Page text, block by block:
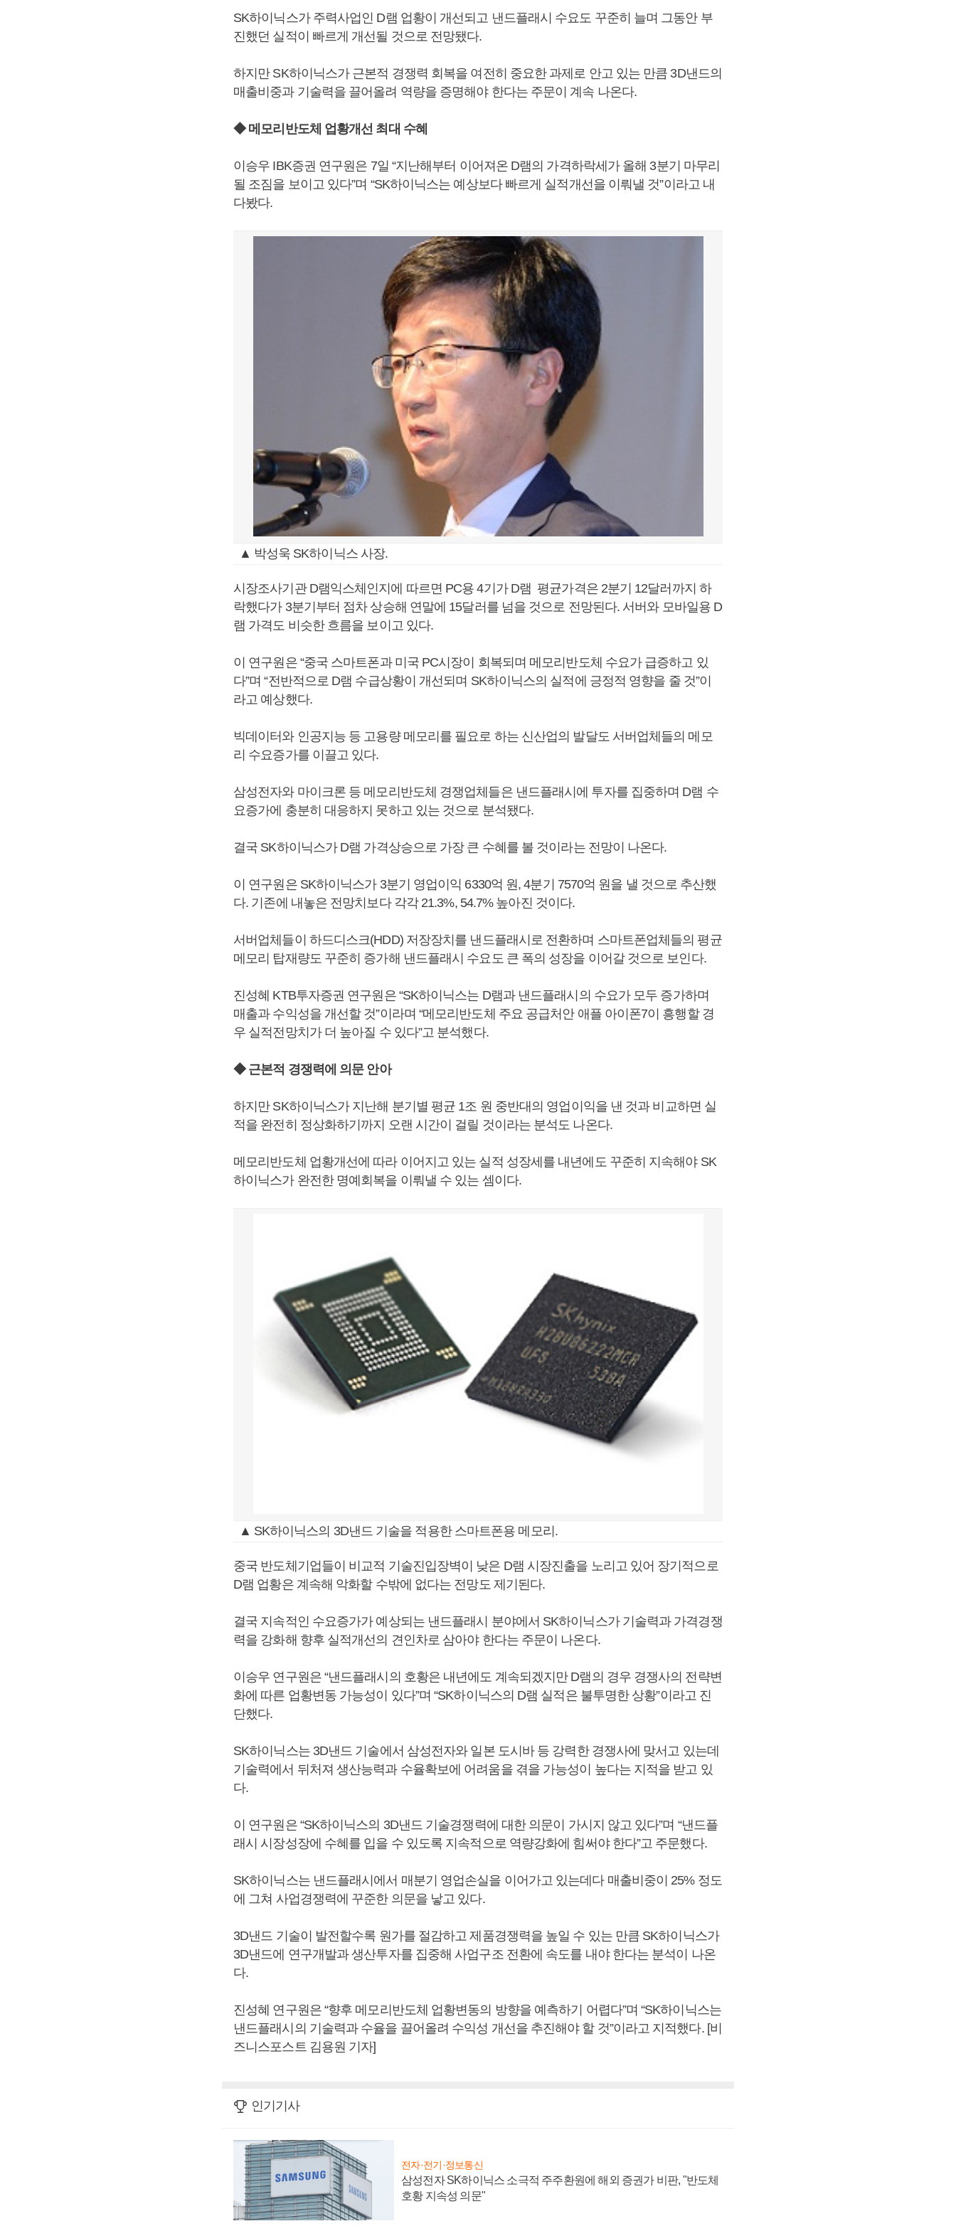
SK하이닉스가 주력사업인 D램 업황이 개선되고 낸드플래시 수요도 꾸준히 늘며 그동안 부
진했던 실적이 빠르게 개선될 것으로 전망됐다.
하지만 SK하이닉스가 근본적 경쟁력 회복을 여전히 중요한 과제로 안고 있는 만큼 3D낸드의
매출비중과 기술력을 끌어올려 역량을 증명해야 한다는 주문이 계속 나온다.
◆ 메모리반도체 업황개선 최대 수혜
이승우 IBK증권 연구원은 7일 “지난해부터 이어져온 D램의 가격하락세가 올해 3분기 마무리
될 조짐을 보이고 있다”며 “SK하이닉스는 예상보다 빠르게 실적개선을 이뤄낼 것”이라고 내
다봤다.
▲ 박성욱 SK하이닉스 사장.
시장조사기관 D램익스체인지에 따르면 PC용 4기가 D램 평균가격은 2분기 12달러까지 하
락했다가 3분기부터 점차 상승해 연말에 15달러를 넘을 것으로 전망된다. 서버와 모바일용 D
램 가격도 비슷한 흐름을 보이고 있다.
이 연구원은 “중국 스마트폰과 미국 PC시장이 회복되며 메모리반도체 수요가 급증하고 있
다”며 “전반적으로 D램 수급상황이 개선되며 SK하이닉스의 실적에 긍정적 영향을 줄 것”이
라고 예상했다.
빅데이터와 인공지능 등 고용량 메모리를 필요로 하는 신산업의 발달도 서버업체들의 메모
리 수요증가를 이끌고 있다.
삼성전자와 마이크론 등 메모리반도체 경쟁업체들은 낸드플래시에 투자를 집중하며 D램 수
요증가에 충분히 대응하지 못하고 있는 것으로 분석됐다.
결국 SK하이닉스가 D램 가격상승으로 가장 큰 수혜를 볼 것이라는 전망이 나온다.
이 연구원은 SK하이닉스가 3분기 영업이익 6330억 원, 4분기 7570억 원을 낼 것으로 추산했
다. 기존에 내놓은 전망치보다 각각 21.3%, 54.7% 높아진 것이다.
서버업체들이 하드디스크(HDD) 저장장치를 낸드플래시로 전환하며 스마트폰업체들의 평균
메모리 탑재량도 꾸준히 증가해 낸드플래시 수요도 큰 폭의 성장을 이어갈 것으로 보인다.
진성혜 KTB투자증권 연구원은 “SK하이닉스는 D램과 낸드플래시의 수요가 모두 증가하며
매출과 수익성을 개선할 것”이라며 “메모리반도체 주요 공급처안 애플 아이폰7이 흥행할 경
우 실적전망치가 더 높아질 수 있다”고 분석했다.
◆ 근본적 경쟁력에 의문 안아
하지만 SK하이닉스가 지난해 분기별 평균 1조 원 중반대의 영업이익을 낸 것과 비교하면 실
적을 완전히 정상화하기까지 오랜 시간이 걸릴 것이라는 분석도 나온다.
메모리반도체 업황개선에 따라 이어지고 있는 실적 성장세를 내년에도 꾸준히 지속해야 SK
하이닉스가 완전한 명예회복을 이뤄낼 수 있는 셈이다.
▲ SK하이닉스의 3D낸드 기술을 적용한 스마트폰용 메모리.
중국 반도체기업들이 비교적 기술진입장벽이 낮은 D램 시장진출을 노리고 있어 장기적으로
D램 업황은 계속해 악화할 수밖에 없다는 전망도 제기된다.
결국 지속적인 수요증가가 예상되는 낸드플래시 분야에서 SK하이닉스가 기술력과 가격경쟁
력을 강화해 향후 실적개선의 견인차로 삼아야 한다는 주문이 나온다.
이승우 연구원은 “낸드플래시의 호황은 내년에도 계속되겠지만 D램의 경우 경쟁사의 전략변
화에 따른 업황변동 가능성이 있다”며 “SK하이닉스의 D램 실적은 불투명한 상황”이라고 진
단했다.
SK하이닉스는 3D낸드 기술에서 삼성전자와 일본 도시바 등 강력한 경쟁사에 맞서고 있는데
기술력에서 뒤처져 생산능력과 수율확보에 어려움을 겪을 가능성이 높다는 지적을 받고 있
다.
이 연구원은 “SK하이닉스의 3D낸드 기술경쟁력에 대한 의문이 가시지 않고 있다”며 “낸드플
래시 시장성장에 수혜를 입을 수 있도록 지속적으로 역량강화에 힘써야 한다”고 주문했다.
SK하이닉스는 낸드플래시에서 매분기 영업손실을 이어가고 있는데다 매출비중이 25% 정도
에 그쳐 사업경쟁력에 꾸준한 의문을 낳고 있다.
3D낸드 기술이 발전할수록 원가를 절감하고 제품경쟁력을 높일 수 있는 만큼 SK하이닉스가
3D낸드에 연구개발과 생산투자를 집중해 사업구조 전환에 속도를 내야 한다는 분석이 나온
다.
진성혜 연구원은 “향후 메모리반도체 업황변동의 방향을 예측하기 어렵다”며 “SK하이닉스는
낸드플래시의 기술력과 수율을 끌어올려 수익성 개선을 추진해야 할 것”이라고 지적했다. [비
즈니스포스트 김용원 기자]
인기기사
전자·전기·정보통신
삼성전자 SK하이닉스 소극적 주주환원에 해외 증권가 비판, "반도체
호황 지속성 의문"